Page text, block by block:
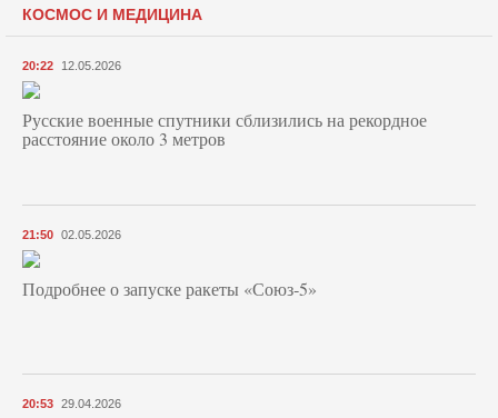
КОСМОС И МЕДИЦИНА
20:22 12.05.2026
Русские военные спутники сблизились на рекордное
расстояние около 3 метров
21:50 02.05.2026
Подробнее о запуске ракеты «Союз‑5»
20:53 29.04.2026